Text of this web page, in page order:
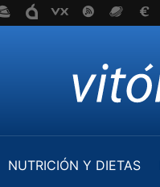
NUTRICIÓN Y DIETAS